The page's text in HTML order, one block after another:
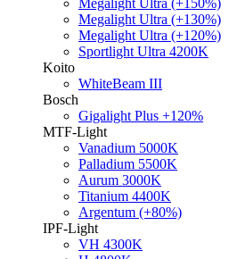
Megalight Ultra (+150%)
Megalight Ultra (+130%)
Megalight Ultra (+120%)
Sportlight Ultra 4200K
Koito
WhiteBeam III
Bosch
Gigalight Plus +120%
MTF-Light
Vanadium 5000K
Palladium 5500K
Aurum 3000K
Titanium 4400K
Argentum (+80%)
IPF-Light
VH 4300K